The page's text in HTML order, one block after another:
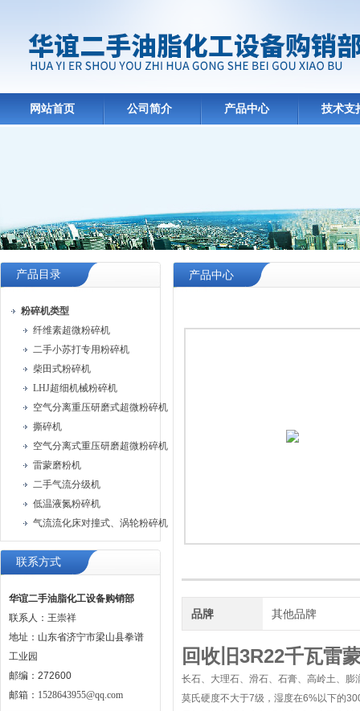
网站首页 公司简介 产品中心 技术支
产品目录
粉碎机类型
纤维素超微粉碎机
二手小苏打专用粉碎机
柴田式粉碎机
LHJ超细机械粉碎机
空气分离重压研磨式超微粉碎机
撕碎机
空气分离式重压研磨超微粉碎机
雷蒙磨粉机
二手气流分级机
低温液氮粉碎机
气流流化床对撞式、涡轮粉碎机
联系方式
华谊二手油脂化工设备购销部
联系人：王崇祥
地址：山东省济宁市梁山县拳谱
工业园
邮编：272600
邮箱： 1528643955@qq.com
产品中心
品牌 其他品牌
回收旧3R22千瓦雷
长石、大理石、滑石、石膏、高岭土、
莫氏硬度不大于7级，湿度在6%以下的